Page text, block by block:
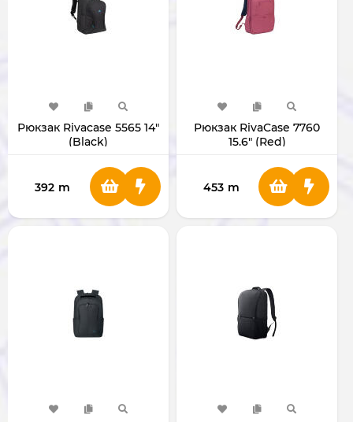
Рюкзак Rivacase 5565 14"
(Black)
392 m
Рюкзак RivaCase 7760
15.6" (Red)
453 m